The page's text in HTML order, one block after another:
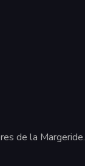
de la Margeride.